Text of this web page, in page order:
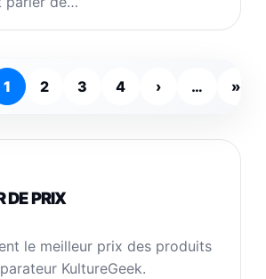
1 2 3 4 › … »
DE PRIX
le meilleur prix des produits
KultureGeek.